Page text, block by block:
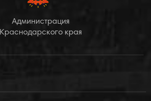
Администрация
Краснодарского края